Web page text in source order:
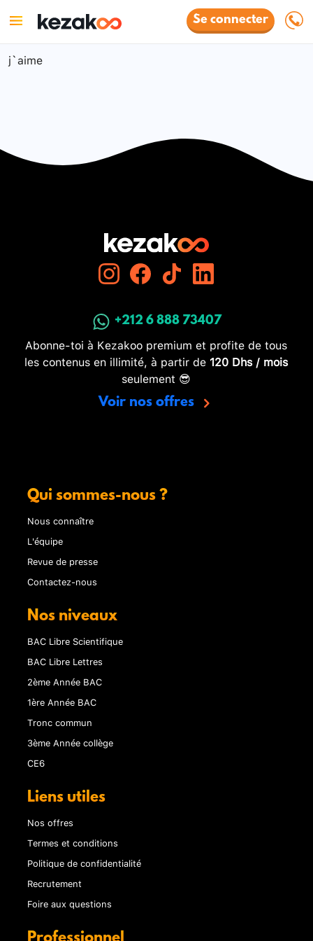
Se connecter
j`aime
+212 6 888 73407
Abonne-toi à Kezakoo premium et profite de tous
les contenus en illimité, à partir de 120 Dhs / mois
seulement 😎
Voir nos offres
Qui sommes-nous ?
Nous connaître
L'équipe
Revue de presse
Contactez-nous
Nos niveaux
BAC Libre Scientifique
BAC Libre Lettres
2ème Année BAC
1ère Année BAC
Tronc commun
3ème Année collège
CE6
Liens utiles
Nos offres
Termes et conditions
Politique de confidentialité
Recrutement
Foire aux questions